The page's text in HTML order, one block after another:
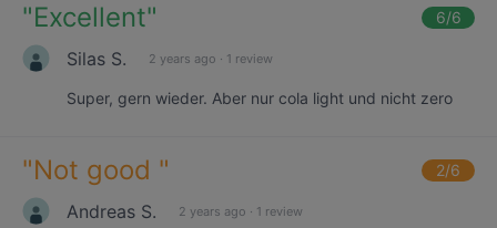
"Excellent" 6/6
Silas S. 2 years ago · 1 review
Super, gern wieder. Aber nur cola light und nicht zero
"Not good " 2/6
Andreas S. 2 years ago · 1 review